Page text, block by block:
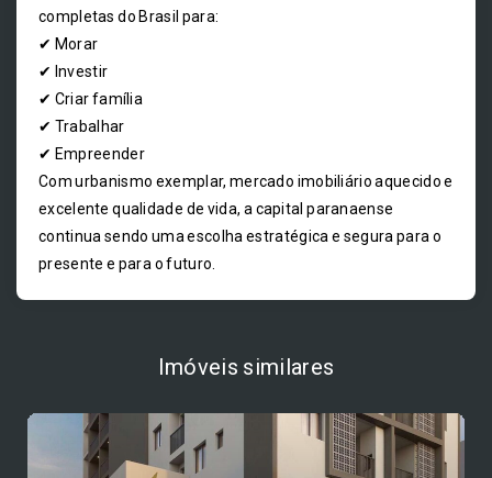
completas do Brasil para:
✔ Morar
✔ Investir
✔ Criar família
✔ Trabalhar
✔ Empreender
Com urbanismo exemplar, mercado imobiliário aquecido e
excelente qualidade de vida, a capital paranaense
continua sendo uma escolha estratégica e segura para o
presente e para o futuro.
Imóveis similares